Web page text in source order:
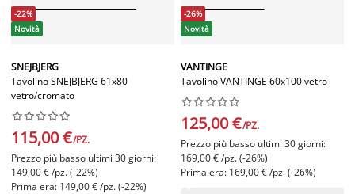
-22%
Novità
SNEJBJERG
Tavolino SNEJBJERG 61x80
vetro/cromato






115,00 €/PZ.
Prezzo più basso ultimi 30 giorni:
149,00 € /pz. (-22%)
Prima era: 149,00 € /pz. (-22%)
-26%
Novità
VANTINGE
Tavolino VANTINGE 60x100 vetro






125,00 €/PZ.
Prezzo più basso ultimi 30 giorni:
169,00 € /pz. (-26%)
Prima era: 169,00 € /pz. (-26%)